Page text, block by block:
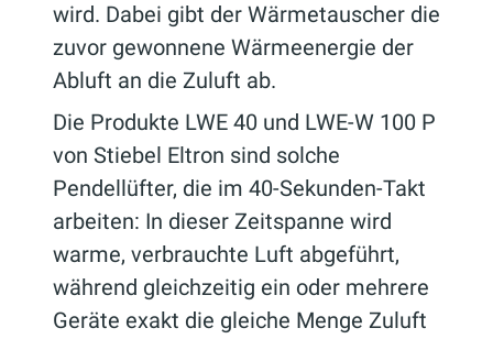
wird. Dabei gibt der Wärmetauscher die
zuvor gewonnene Wärmeenergie der
Abluft an die Zuluft ab.
Die Produkte LWE 40 und LWE-W 100 P
von Stiebel Eltron sind solche
Pendellüfter, die im 40-Sekunden-Takt
arbeiten: In dieser Zeitspanne wird
warme, verbrauchte Luft abgeführt,
während gleichzeitig ein oder mehrere
Geräte exakt die gleiche Menge Zuluft